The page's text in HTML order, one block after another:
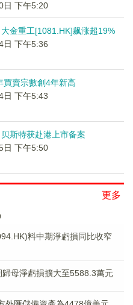
日 下午5:20
大金重工[1081.HK]飙涨超19%
日 下午5:36
買賣宗數創4年新高
日 下午5:43
贝斯特获赴港上市备案
日 下午5:50
更多
料中期淨虧損同比收窄
母淨虧損擴大至5588.3萬元